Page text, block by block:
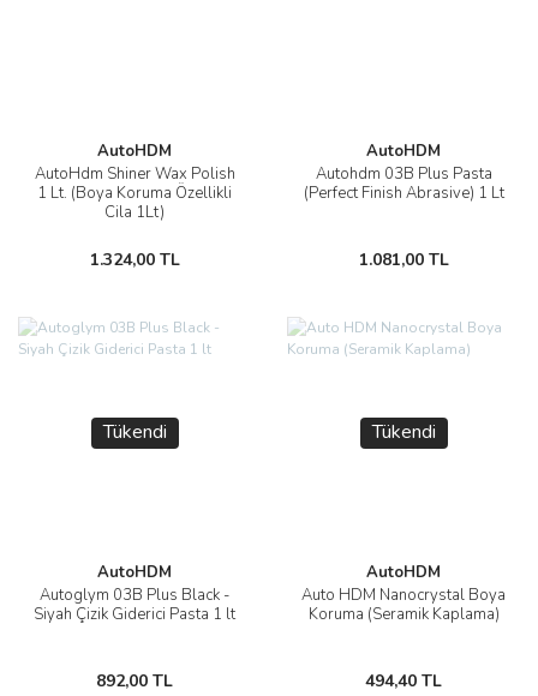
AutoHDM
AutoHdm Shiner Wax Polish
1 Lt. (Boya Koruma Özellikli
Cila 1Lt)
1.324,00 TL
AutoHDM
Autohdm 03B Plus Pasta
(Perfect Finish Abrasive) 1 Lt
1.081,00 TL
Tükendi
AutoHDM
Autoglym 03B Plus Black -
Siyah Çizik Giderici Pasta 1 lt
892,00 TL
Tükendi
AutoHDM
Auto HDM Nanocrystal Boya
Koruma (Seramik Kaplama)
494,40 TL